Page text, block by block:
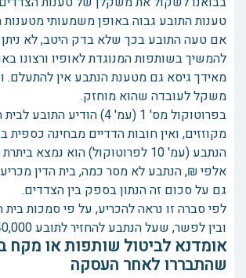
טענות התובע גבוה באופן משמעותי
אם טעה התובע בכך שלא בדק היטב, לא
להמשיך בשותפות המנוגדת לאופיו ורצונו
מאידך גיסא גם מטענת הנתבע אין להתעלם.
משקל לעובדה שהוא מוחזק.
בפרוטוקול מס' 1 (עמ' 4) הודיע
מקוזזים, ואין חובות הדדיים מבחינה
הנתבע (עמ' 10 לפרוטוקול) הוא נמצא
אלפי ₪, הנתבע לא מסר כמה, בית הדין
גם על סכום זה הנתון בספק בין הצדדים.
לפי סברה זו נראה להכריע, על פי סמכות בית
ובין לפשר, שעל הנתבע להחזיר לתובע 40,000 ש"ח מהסכום.
אומדנא לביטול שותפות או מקח
שהתבררו לאחר העסקה